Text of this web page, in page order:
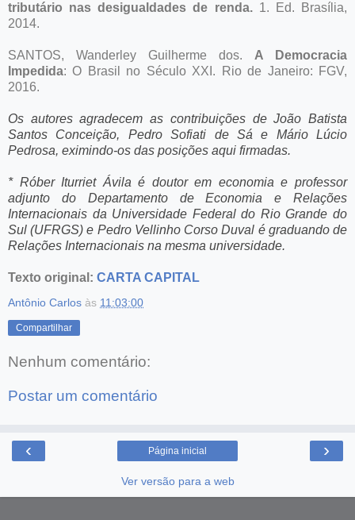
tributário nas desigualdades de renda. 1. Ed. Brasília,
2014.
SANTOS, Wanderley Guilherme dos. A Democracia
Impedida: O Brasil no Século XXI. Rio de Janeiro: FGV,
2016.
Os autores agradecem as contribuições de João Batista
Santos Conceição, Pedro Sofiati de Sá e Mário Lúcio
Pedrosa, eximindo-os das posições aqui firmadas.
* Róber Iturriet Ávila é doutor em economia e professor
adjunto do Departamento de Economia e Relações
Internacionais da Universidade Federal do Rio Grande do
Sul (UFRGS) e Pedro Vellinho Corso Duval é graduando de
Relações Internacionais na mesma universidade.
Texto original: CARTA CAPITAL
Antônio Carlos às 11:03:00
Compartilhar
Nenhum comentário:
Postar um comentário
‹ ›
Página inicial
Ver versão para a web